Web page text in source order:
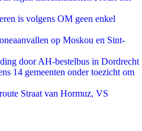
is volgens OM geen enkel
op Moskou en Sint-
door AH-bestelbus in Dordrecht
14 gemeenten onder toezicht om
Straat van Hormuz, VS